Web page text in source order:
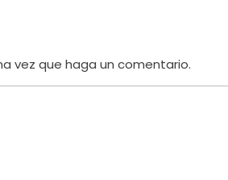
vez que haga un comentario.